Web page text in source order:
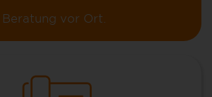
Beratung vor Ort.